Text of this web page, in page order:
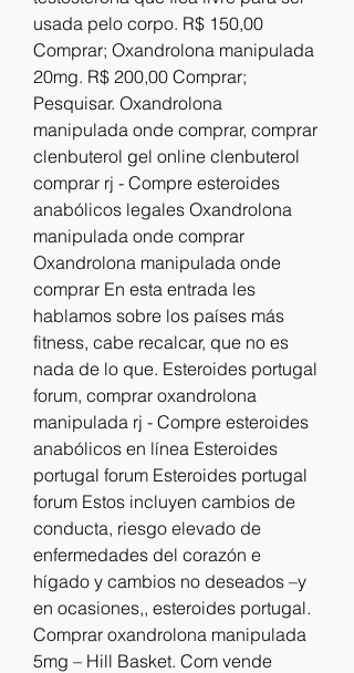
usada pelo corpo. R$ 150,00
Comprar; Oxandrolona manipulada
20mg. R$ 200,00 Comprar;
Pesquisar. Oxandrolona
manipulada onde comprar, comprar
clenbuterol gel online clenbuterol
comprar rj - Compre esteroides
anabólicos legales Oxandrolona
manipulada onde comprar
Oxandrolona manipulada onde
comprar En esta entrada les
hablamos sobre los países más
fitness, cabe recalcar, que no es
nada de lo que. Esteroides portugal
forum, comprar oxandrolona
manipulada rj - Compre esteroides
anabólicos en línea Esteroides
portugal forum Esteroides portugal
forum Estos incluyen cambios de
conducta, riesgo elevado de
enfermedades del corazón e
hígado y cambios no deseados –y
en ocasiones,, esteroides portugal.
Comprar oxandrolona manipulada
5mg – Hill Basket. Com vende